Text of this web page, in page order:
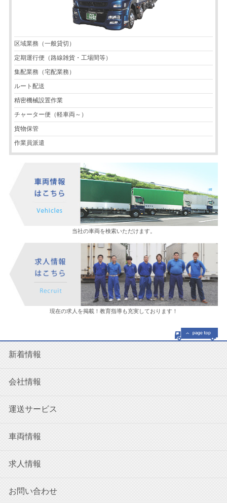
区域業務（一般貸切）
定期運行便（路線雑貨・工場間等）
集配業務（宅配業務）
ルート配送
精密機械設置作業
チャーター便（軽車両～）
貨物保管
作業員派遣
当社の車両を検索いただけます。
現在の求人を掲載！教育指導も充実しております！
新着情報
会社情報
運送サービス
車両情報
求人情報
お問い合わせ